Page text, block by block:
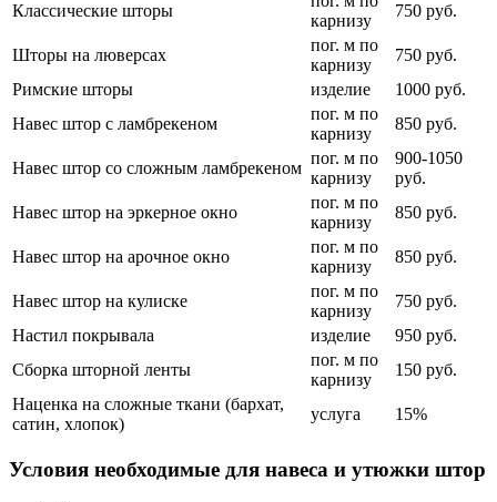
Классические шторы
карнизу
750 руб.
Шторы на люверсах
пог. м по
карнизу
750 руб.
Римские шторы
изделие
1000 руб.
Навес штор с ламбрекеном
пог. м по
карнизу
850 руб.
Навес штор со сложным ламбрекеном
пог. м по
карнизу
900-1050
руб.
Навес штор на эркерное окно
пог. м по
карнизу
850 руб.
Навес штор на арочное окно
пог. м по
карнизу
850 руб.
Навес штор на кулиске
пог. м по
карнизу
750 руб.
Настил покрывала
изделие
950 руб.
Сборка шторной ленты
пог. м по
карнизу
150 руб.
Наценка на сложные ткани (бархат,
сатин, хлопок)
услуга 15%
Условия необходимые для навеса и утюжки штор